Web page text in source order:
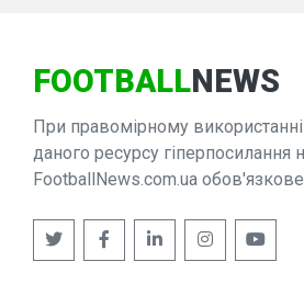
FOOTBALLNEWS
При правомірному використанні
даного ресурсу гіперпосилання
FootballNews.com.ua